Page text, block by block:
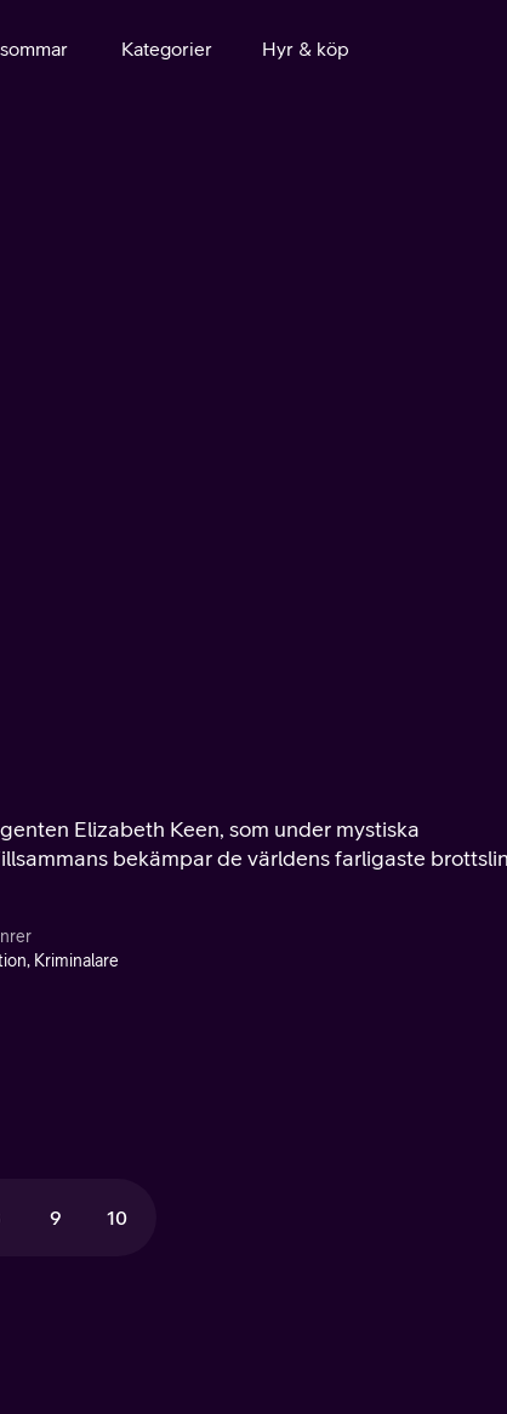
Kategorier Hyr & köp
Elizabeth Keen, som under mystiska
bekämpar de världens farligaste
Kriminalare
9 10